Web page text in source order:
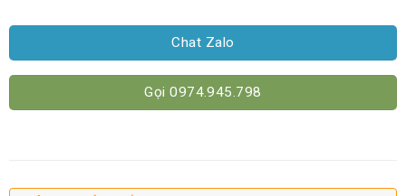
Chat Zalo
Gọi 0974.945.798